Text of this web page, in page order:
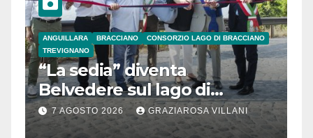
ANGUILLARA BRACCIANO
CONSORZIO LAGO DI BRACCIANO
TREVIGNANO
“La sedia” diventa
Belvedere sul lago di
Bracciano: ieri
l’inaugurazione
7 AGOSTO 2026 GRAZIAROSA VILLANI